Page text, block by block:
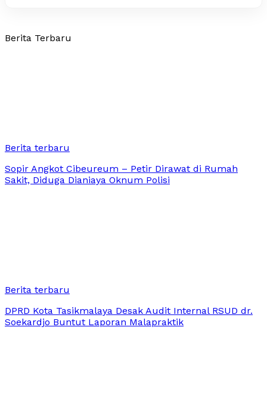
Berita Terbaru
Berita terbaru
Sopir Angkot Cibeureum – Petir Dirawat di Rumah
Sakit, Diduga Dianiaya Oknum Polisi
Berita terbaru
DPRD Kota Tasikmalaya Desak Audit Internal RSUD dr.
Soekardjo Buntut Laporan Malapraktik